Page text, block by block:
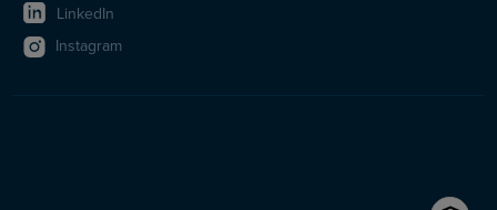
LinkedIn
Instagram